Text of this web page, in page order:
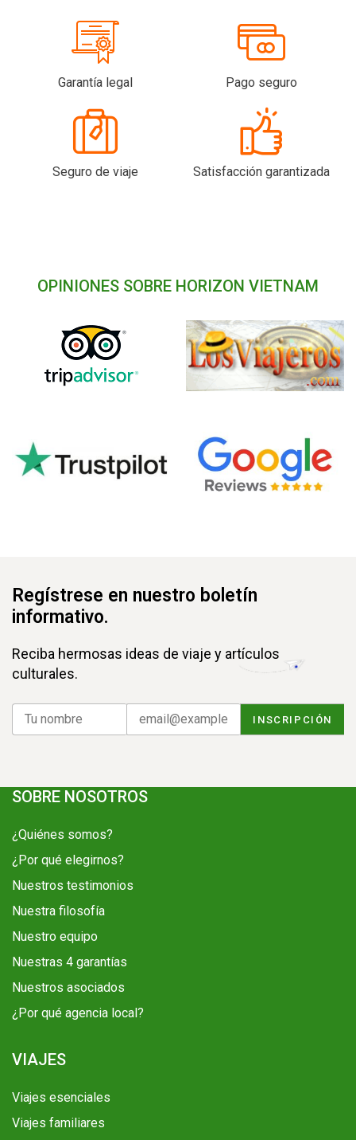
Garantía legal Pago seguro
Seguro de viaje Satisfacción garantizada
OPINIONES SOBRE HORIZON VIETNAM
Regístrese en nuestro boletín
informativo.
Reciba hermosas ideas de viaje y artículos
culturales.
SOBRE NOSOTROS
¿Quiénes somos?
¿Por qué elegirnos?
Nuestros testimonios
Nuestra filosofía
Nuestro equipo
Nuestras 4 garantías
Nuestros asociados
¿Por qué agencia local?
VIAJES
Viajes esenciales
Viajes familiares